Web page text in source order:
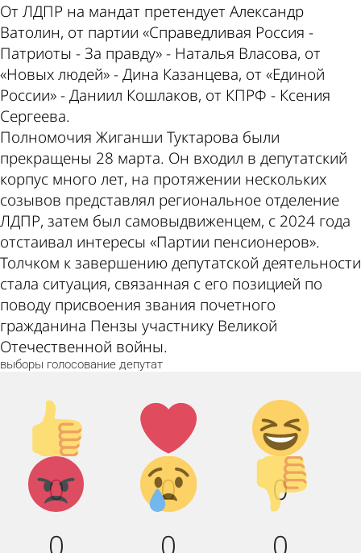
От ЛДПР на мандат претендует Александр
Ватолин, от партии «Справедливая Россия -
Патриоты - За правду» - Наталья Власова, от
«Новых людей» - Дина Казанцева, от «Единой
России» - Даниил Кошлаков, от КПРФ - Ксения
Сергеева.
Полномочия Жиганши Туктарова были
прекращены 28 марта. Он входил в депутатский
корпус много лет, на протяжении нескольких
созывов представлял региональное отделение
ЛДПР, затем был самовыдвиженцем, с 2024 года
отстаивал интересы «Партии пенсионеров».
Толчком к завершению депутатской деятельности
стала ситуация, связанная с его позицией по
поводу присвоения звания почетного
гражданина Пензы участнику Великой
Отечественной войны.
выборы голосование депутат
Палец
вверх!
0
Лайк!
0
Дикий
смех!
0
Агрессия!
0
Грусть :
(
0
Палец
вниз!
0